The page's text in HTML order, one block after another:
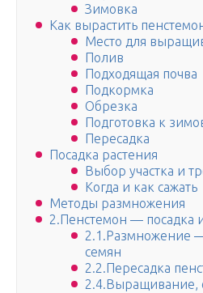
Зимовка
Как вырастить
Место для
Полив
Подходящая почва
Подкормка
Обрезка
Подготовка к
Пересадка
Посадка растения
Выбор участка и
Когда и как сажать
Методы размножения
2.Пенстемон — посадка
2.1.Размножение
семян
2.2.Пересадка
2.4.Выращивание,